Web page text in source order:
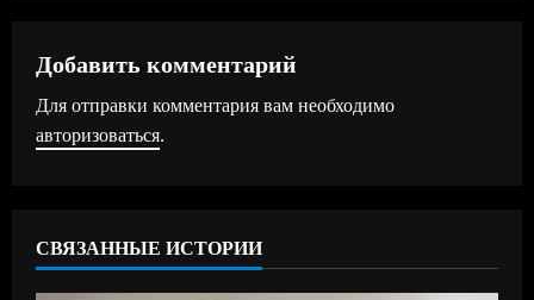
ж
и
ч
Добавить комментарий
Для отправки комментария вам необходимо
авторизоваться.
СВЯЗАННЫЕ ИСТОРИИ